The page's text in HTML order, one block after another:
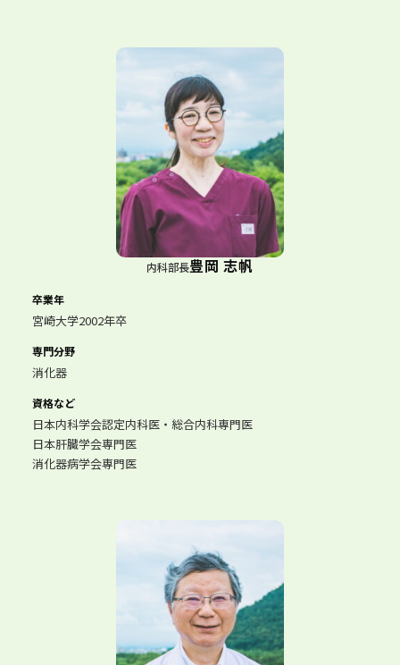
内科部長豊岡 志帆
卒業年
宮崎大学2002年卒
専門分野
消化器
資格など
日本内科学会認定内科医・総合内科専門医
日本肝臓学会専門医
消化器病学会専門医